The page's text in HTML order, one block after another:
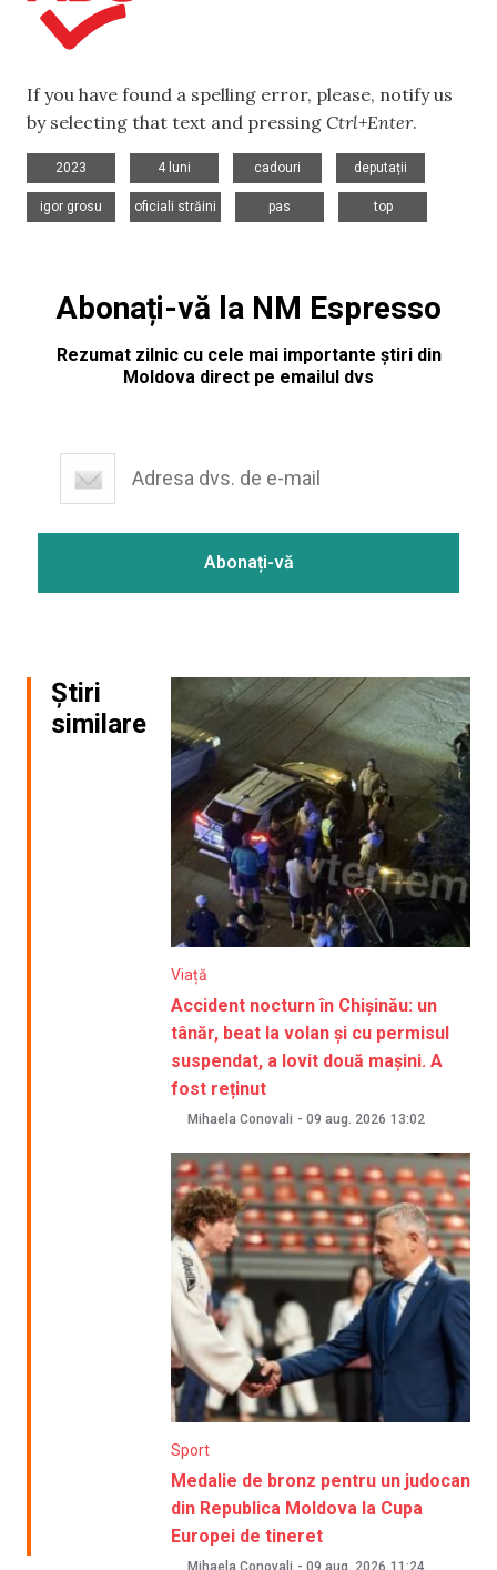
If you have found a spelling error, please, notify us
by selecting that text and pressing Ctrl+Enter.
2023
4 luni
cadouri
deputații
igor grosu
oficiali străini
pas
top
Abonați-vă la NM Espresso
Rezumat zilnic cu cele mai importante știri din
Moldova direct pe emailul dvs
Știri
similare
Viață
Accident nocturn în Chișinău: un
tânăr, beat la volan și cu permisul
suspendat, a lovit două mașini. A
fost reținut
Mihaela Conovali - 09 aug. 2026 13:02
Sport
Medalie de bronz pentru un judocan
din Republica Moldova la Cupa
Europei de tineret
Mihaela Conovali - 09 aug. 2026 11:24